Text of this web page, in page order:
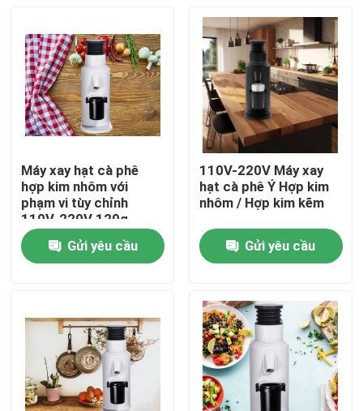
Hướng dẫn VR
Về chúng tôi
Kiểm soát chất lượng
Liên hệ chúng tôi
Máy xay hạt cà phê
Máy xay cà phê Burr
Máy xay hạt cà phê
hợp kim nhôm với
phạm vi tùy chỉnh
110V-220V 120g
Gửi yêu cầu
110V-220V Máy xay
hạt cà phê Ý Hợp kim
nhôm / Hợp kim kẽm
Gửi yêu cầu